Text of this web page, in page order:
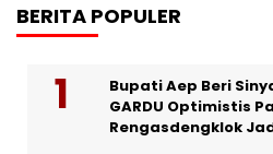
BERITA POPULER
Bupati Aep Beri
GARDU Optimistis
Rengasdengklok